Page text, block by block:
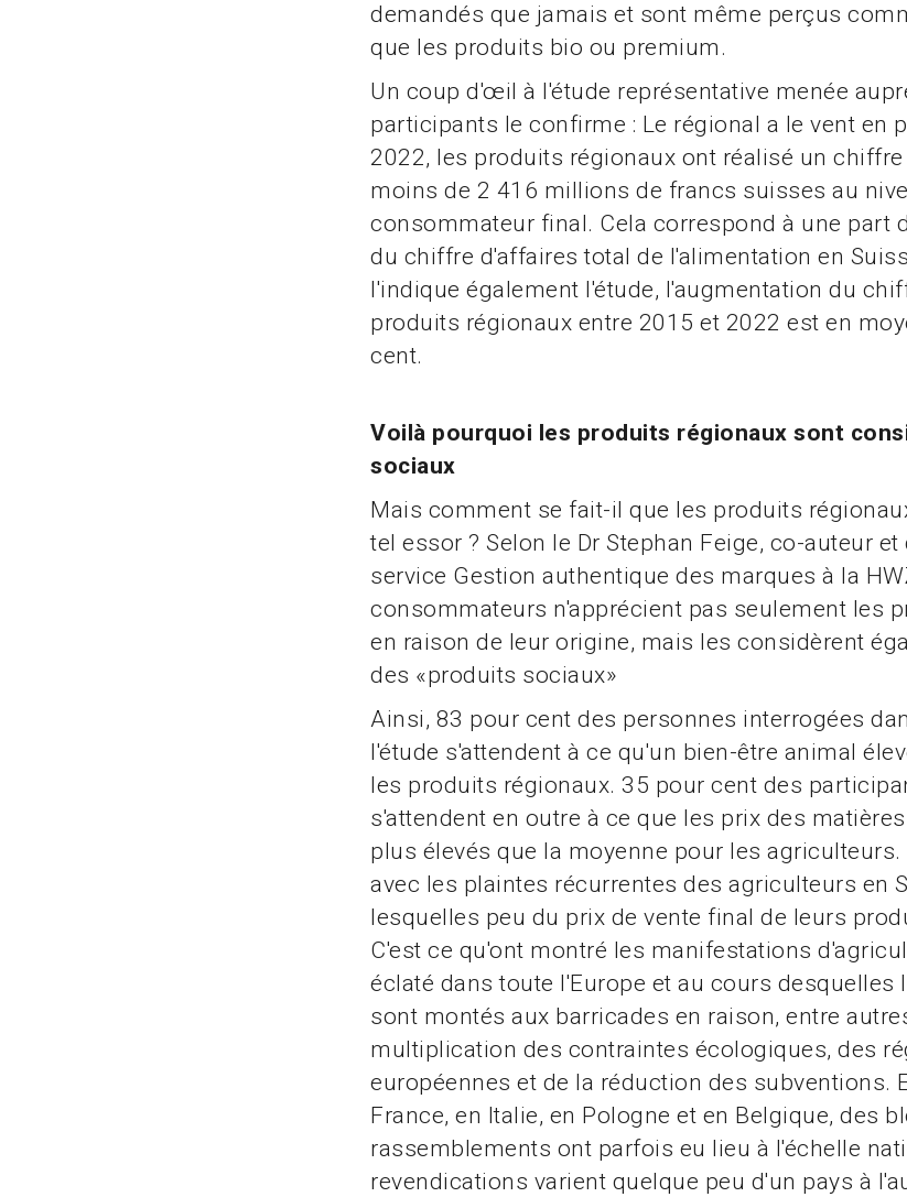
demandés que jamais et sont même perçus
que les produits bio ou premium.
Un coup d'œil à l'étude représentative menée
participants le confirme : Le régional a le vent en
2022, les produits régionaux ont réalisé un
moins de 2 416 millions de francs suisses au
consommateur final. Cela correspond à une part
du chiffre d'affaires total de l'alimentation en
l'indique également l'étude, l'augmentation du
produits régionaux entre 2015 et 2022 est en
cent.
Voilà pourquoi les produits régionaux sont
sociaux
Mais comment se fait-il que les produits
tel essor ? Selon le Dr Stephan Feige, co-auteur
service Gestion authentique des marques à la
consommateurs n'apprécient pas seulement les
en raison de leur origine, mais les considèrent
des «produits sociaux»
Ainsi, 83 pour cent des personnes interrogées
l'étude s'attendent à ce qu'un bien-être animal
les produits régionaux. 35 pour cent des
s'attendent en outre à ce que les prix des
plus élevés que la moyenne pour les agriculteurs.
avec les plaintes récurrentes des agriculteurs en
lesquelles peu du prix de vente final de leurs
C'est ce qu'ont montré les manifestations
éclaté dans toute l'Europe et au cours desquelles
sont montés aux barricades en raison, entre
multiplication des contraintes écologiques, des
européennes et de la réduction des subventions.
France, en Italie, en Pologne et en Belgique, des
rassemblements ont parfois eu lieu à l'échelle
revendications varient quelque peu d'un pays à